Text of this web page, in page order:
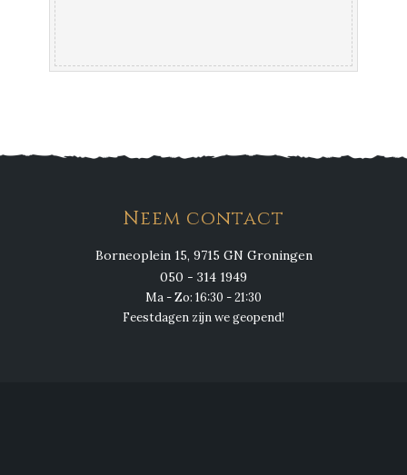
Neem contact
Borneoplein 15, 9715 GN Groningen
050 - 314 1949
Ma - Zo: 16:30 - 21:30
Feestdagen zijn we geopend!